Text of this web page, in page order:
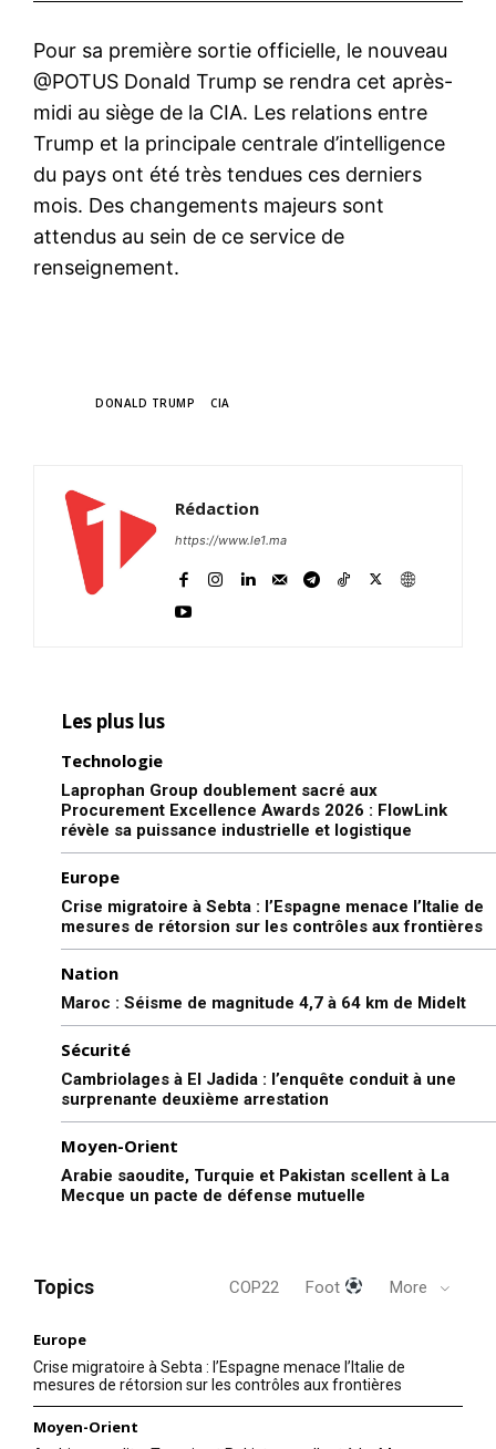
Pour sa première sortie officielle, le nouveau
@POTUS Donald Trump se rendra cet après-
midi au siège de la CIA. Les relations entre
Trump et la principale centrale d’intelligence
du pays ont été très tendues ces derniers
mois. Des changements majeurs sont
attendus au sein de ce service de
renseignement.
DONALD TRUMP CIA
Rédaction
https://www.le1.ma
Les plus lus
Technologie
Laprophan Group doublement sacré aux
Procurement Excellence Awards 2026 : FlowLink
révèle sa puissance industrielle et logistique
Europe
Crise migratoire à Sebta : l’Espagne menace l’Italie de
mesures de rétorsion sur les contrôles aux frontières
Nation
Maroc : Séisme de magnitude 4,7 à 64 km de Midelt
Sécurité
Cambriolages à El Jadida : l’enquête conduit à une
surprenante deuxième arrestation
Moyen-Orient
Arabie saoudite, Turquie et Pakistan scellent à La
Mecque un pacte de défense mutuelle
Topics COP22 Foot More
Europe
Crise migratoire à Sebta : l’Espagne menace l’Italie de
mesures de rétorsion sur les contrôles aux frontières
Moyen-Orient